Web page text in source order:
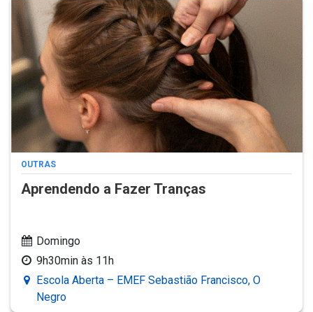
OUTRAS
Aprendendo a Fazer Tranças
Domingo
9h30min às 11h
Escola Aberta – EMEF Sebastião Francisco, O
Negro